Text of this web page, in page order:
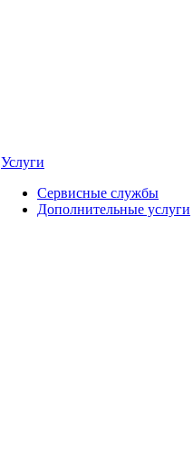
Услуги
Сервисные службы
Дополнительные услуги